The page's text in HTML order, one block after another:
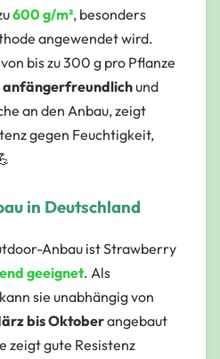
600 g/m², besonders
angewendet wird.
bis zu 300 g pro Pflanze
anfängerfreundlichund
an den Anbau, zeigt
gegen Feuchtigkeit,
in Deutschland
Anbau ist Strawberry
geeignet. Als
sie unabhängig von
bis Oktoberangebaut
zeigt gute Resistenz